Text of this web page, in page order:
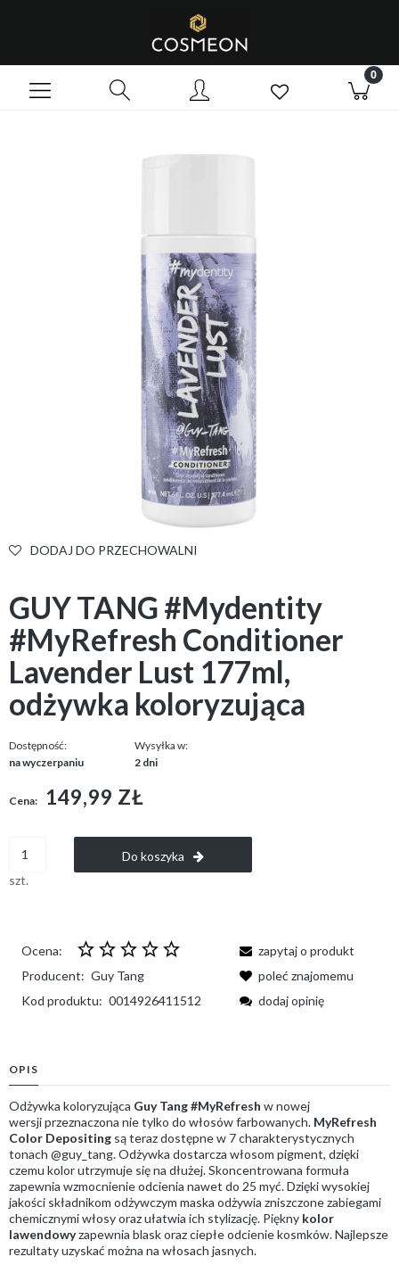
DODAJ DO PRZECHOWALNI
GUY TANG #Mydentity
#MyRefresh Conditioner
Lavender Lust 177ml,
odżywka koloryzująca
Dostępność:
na wyczerpaniu
Wysyłka w:
2 dni
Cena: 149,99 ZŁ
szt.
Do koszyka
Ocena:
Producent: Guy Tang
Kod produktu: 0014926411512
zapytaj o produkt
poleć znajomemu
dodaj opinię
OPIS
Odżywka koloryzująca Guy Tang #MyRefresh w nowej
wersji przeznaczona nie tylko do włosów farbowanych. MyRefresh
Color Depositing są teraz dostępne w 7 charakterystycznych
tonach @guy_tang. Odżywka dostarcza włosom pigment, dzięki
czemu kolor utrzymuje się na dłużej. Skoncentrowana formuła
zapewnia wzmocnienie odcienia nawet do 25 myć. Dzięki wysokiej
jakości składnikom odżywczym maska odżywia zniszczone zabiegami
chemicznymi włosy oraz ułatwia ich stylizację. Piękny kolor
lawendowyzapewnia blask oraz ciepłe odcienie kosmków. Najlepsze
rezultaty uzyskać można na włosach jasnych.